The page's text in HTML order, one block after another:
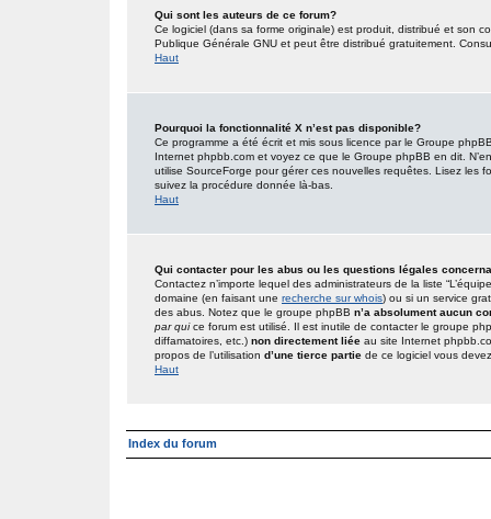
Qui sont les auteurs de ce forum?
Ce logiciel (dans sa forme originale) est produit, distribué et son
Publique Générale GNU et peut être distribué gratuitement.
Haut
Pourquoi la fonctionnalité X n’est pas disponible?
Ce programme a été écrit et mis sous licence par le Groupe
Internet phpbb.com et voyez ce que le Groupe phpBB en dit.
utilise SourceForge pour gérer ces nouvelles requêtes. Lisez les
suivez la procédure donnée là-bas.
Haut
Qui contacter pour les abus ou les questions légales
Contactez n’importe lequel des administrateurs de la liste
domaine (en faisant une recherche sur whois) ou si un service
des abus. Notez que le groupe phpBB n’a absolument aucun
par quice forum est utilisé. Il est inutile de contacter le groupe
diffamatoires, etc.) non directement liée au site Internet
propos de l’utilisation d’une tierce partie de ce logiciel vous
Haut
Index du forum